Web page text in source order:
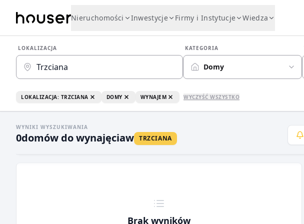
Nieruchomości Inwestycje Firmy i Instytucje Wiedza
LOKALIZACJA KATEGORIA
Domy
LOKALIZACJA: TRZCIANA DOMY WYNAJEM WYCZYŚĆ WSZYSTKO
WYNIKI WYSZUKIWANIA
0domów do wynajęciaw TRZCIANA
Brak wyników